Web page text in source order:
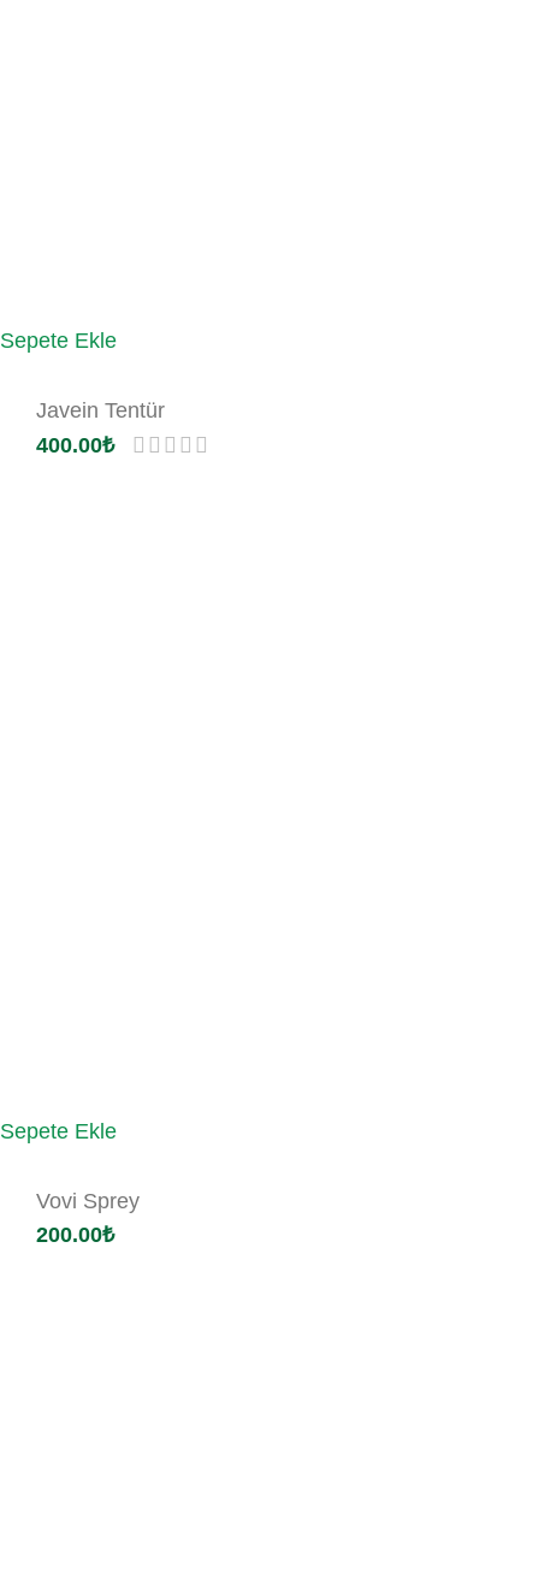
Sepete Ekle
Javein Tentür
400.00₺
Sepete Ekle
Vovi Sprey
200.00₺